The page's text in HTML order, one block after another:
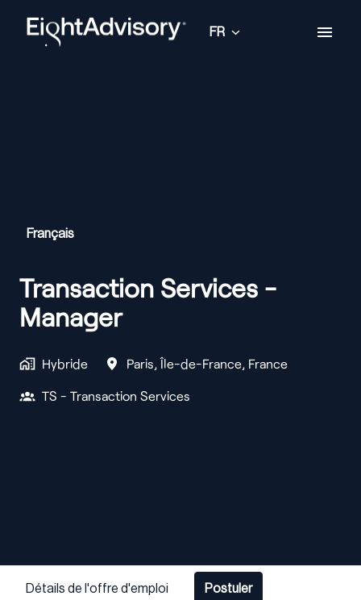
contenu
Page d'accueil
FR
Français
Transaction Services -
Manager
Hybride Paris Île-de-France France
TS - Transaction Services
Détails de l'offre d'emploi Postuler